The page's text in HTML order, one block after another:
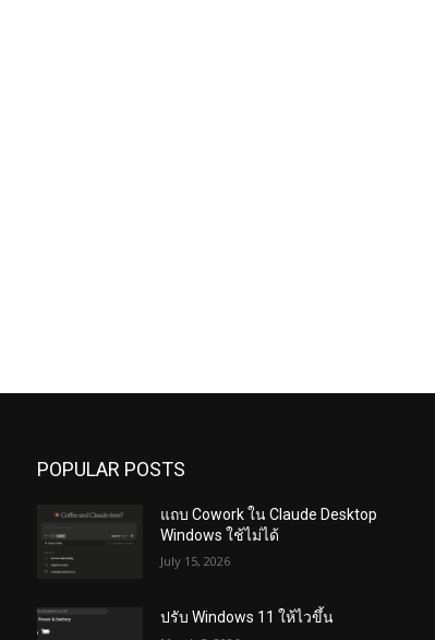
POPULAR POSTS
แถบ Cowork ใน Claude Desktop
Windows ใช้ไม่ได้
July 15, 2026
ปรับ Windows 11 ให้ไวขึ้น